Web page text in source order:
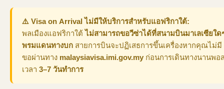
⚠️ Visa on Arrival ไม่มีให้บริการสำหรับแอฟริกาใต้:
พลเมืองแอฟริกาใต้ไม่สามารถขอวีซ่าได้ที่สนามบินมาเลเซียใ
พรมแดนทางบก สายการบินจะปฏิเสธการขึ้นเครื่องหากคุณไม่มี
ขอผ่านทาง malaysiavisa.imi.gov.my ก่อนการเดินทางนานพ
เวลา 3–7 วันทำการ